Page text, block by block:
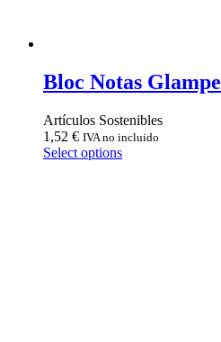
Bloc Notas
Artículos Sostenibles
1,52 € IVA no incluido
Select options